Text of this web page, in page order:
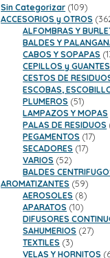
Sin Categorizar 109109
ACCESORIOS y OTROS
ALFOMBRAS Y
BALDES Y
CABOS Y SOPAPAS
CEPILLOS y GUANTES
CESTOS DE
ESCOBAS,
PLUMEROS 5151
LAMPAZOS Y MOPAS
PALAS DE RESIDUOS
PEGAMENTOS 1717
SECADORES 1717
VARIOS 5252
productos
BALDES
AROMATIZANTES 5959
AEROSOLES 88
APARATOS 1010
DIFUSORES
SAHUMERIOS 2727
TEXTILES 33
productos
VELAS Y HORNITOS